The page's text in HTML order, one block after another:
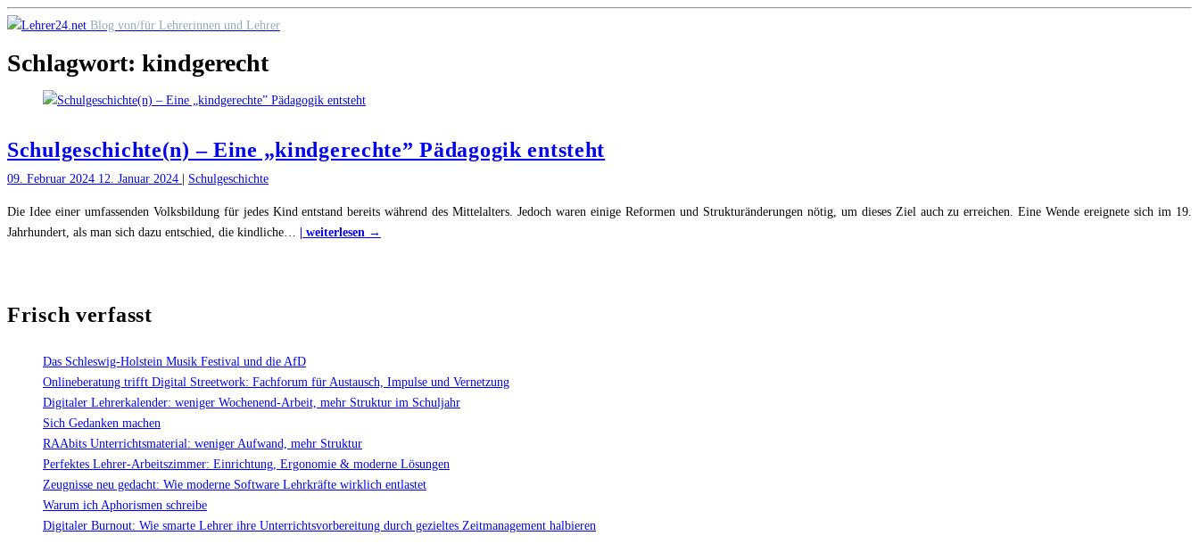
Skip
content
Blog von/für Lehrerinnen und Lehrer
Schlagwort: kindgerecht
Schulgeschichte(n) – Eine „kindgerechte” Pädagogik entsteht
09. Februar 2024 12. Januar 2024 Schulgeschichte
Die Idee einer umfassenden Volksbildung für jedes Kind entstand bereits während des Mittelalters. Jedoch waren einige Reformen und Strukturänderungen nötig, um dieses Ziel auch zu erreichen. Eine Wende ereignete sich im 19.
Jahrhundert, als man sich dazu entschied, die kindliche… | weiterlesen →
Frisch verfasst
Das Schleswig-Holstein Musik Festival und die AfD
Onlineberatung trifft Digital Streetwork: Fachforum für Austausch, Impulse und Vernetzung
Digitaler Lehrerkalender: weniger Wochenend-Arbeit, mehr Struktur im Schuljahr
Sich Gedanken machen
RAAbits Unterrichtsmaterial: weniger Aufwand, mehr Struktur
Perfektes Lehrer-Arbeitszimmer: Einrichtung, Ergonomie & moderne Lösungen
Zeugnisse neu gedacht: Wie moderne Software Lehrkräfte wirklich entlastet
Warum ich Aphorismen schreibe
Digitaler Burnout: Wie smarte Lehrer ihre Unterrichtsvorbereitung durch gezieltes Zeitmanagement halbieren